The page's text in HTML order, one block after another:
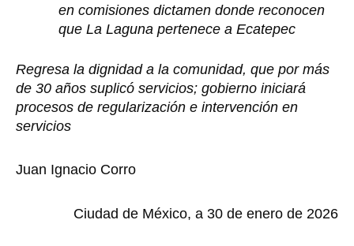
en comisiones dictamen donde reconocen
que La Laguna pertenece a Ecatepec
Regresa la dignidad a la comunidad, que por más
de 30 años suplicó servicios; gobierno iniciará
procesos de regularización e intervención en
servicios
Juan Ignacio Corro
Ciudad de México, a 30 de enero de 2026